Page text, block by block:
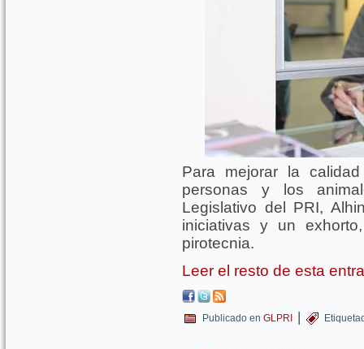
Para mejorar la
personas y los
Legislativo del PRI,
iniciativas y un
pirotecnia.
Leer el resto de esta
Publicado en GLPRI |